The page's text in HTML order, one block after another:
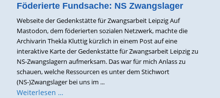
Föderierte Fundsache: NS Zwangslager
Webseite der Gedenkstätte für Zwangsarbeit Leipzig Auf
Mastodon, dem föderierten sozialen Netzwerk, machte die
Archivarin Thekla Kluttig kürzlich in einem Post auf eine
interaktive Karte der Gedenkstätte für Zwangsarbeit Leipzig zu
NS-Zwangslagern aufmerksam. Das war für mich Anlass zu
schauen, welche Ressourcen es unter dem Stichwort
(NS-)Zwangslager bei uns im ...
Weiterlesen …